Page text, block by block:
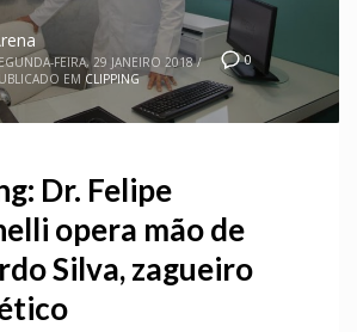
0
FEIRA, 29 JANEIRO 2018 /
EM CLIPPING
Dr. Felipe
opera mão de
Silva, zagueiro